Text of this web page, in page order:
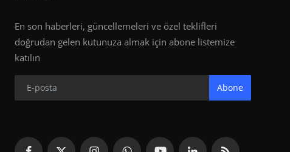
En son haberleri, güncellemeleri ve özel teklifleri
doğrudan gelen kutunuza almak için abone listemize
katılın
Abone